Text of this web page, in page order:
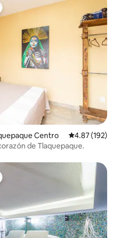
Centro Calificación
4.87 (192)
de Tlaquepaque.